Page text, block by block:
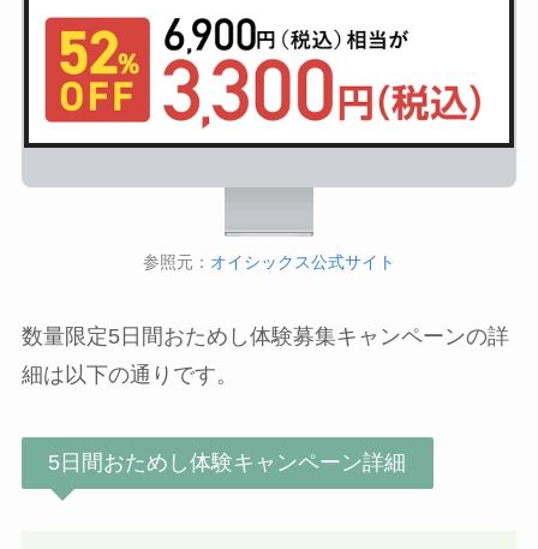
参照元： オイシックス公式サイト
数量限定5日間おためし体験募集キャンペーンの詳
細は以下の通りです。
5日間おためし体験キャンペーン詳細